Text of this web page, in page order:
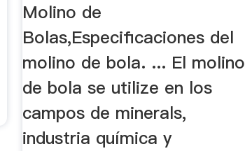
Molino de
Bolas,Especificaciones del
molino de bola. ... El molino
de bola se utilize en los
campos de minerals,
industria química y